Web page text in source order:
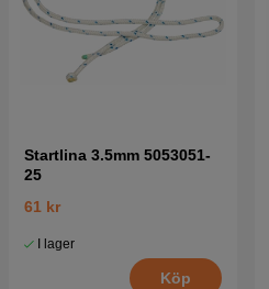
Startlina 3.5mm 5053051-
25
61 kr
I lager
Köp